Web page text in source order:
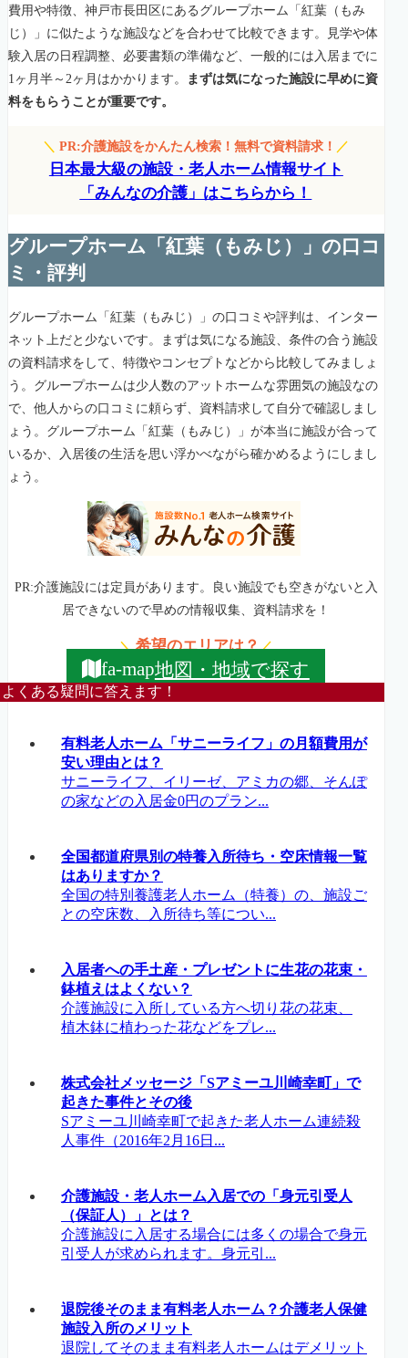
費用や特徴、神戸市長田区にあるグループホーム「紅葉（もみ
じ）」に似たような施設などを合わせて比較できます。見学や体
験入居の日程調整、必要書類の準備など、一般的には入居までに
1ヶ月半～2ヶ月はかかります。
まずは気になった施設に早めに資
料をもらうことが重要です。
＼PR:介護施設をかんたん検索！無料で資料請求！ ／
日本最大級の施設・老人ホーム情報サイト
「みんなの介護」はこちらから！
グループホーム「紅葉（もみじ）」の口コ
ミ・評判
グループホーム「紅葉（もみじ）」の口コミや評判は、インター
ネット上だと少ないです。まずは気になる施設、条件の合う施設
の資料請求をして、特徴やコンセプトなどから比較してみましょ
う。グループホームは少人数のアットホームな雰囲気の施設なの
で、他人からの口コミに頼らず、資料請求して自分で確認しまし
ょう。グループホーム「紅葉（もみじ）」が本当に施設が合って
いるか、入居後の生活を思い浮かべながら確かめるようにしまし
ょう。
PR:介護施設には定員があります。良い施設でも空きがないと入
居できないので早めの情報収集、資料請求を！
＼希望のエリアは？／
fa-map地図・地域で探す
よくある疑問に答えます！
有料老人ホーム「サニーライフ」の月額費用が
安い理由とは？
サニーライフ、イリーゼ、アミカの郷、そんぽ
の家などの入居金0円のプラン...
全国都道府県別の特養入所待ち・空床情報一覧
はありますか？
全国の特別養護老人ホーム（特養）の、施設ご
との空床数、入所待ち等につい...
入居者への手土産・プレゼントに生花の花束・
鉢植えはよくない？
介護施設に入所している方へ切り花の花束、
植木鉢に植わった花などをプレ...
株式会社メッセージ「Sアミーユ川崎幸町」で
起きた事件とその後
Sアミーユ川崎幸町で起きた老人ホーム連続殺
人事件（2016年2月16日...
介護施設・老人ホーム入居での「身元引受人
（保証人）」とは？
介護施設に入居する場合には多くの場合で身元
引受人が求められます。身元引...
退院後そのまま有料老人ホーム？介護老人保健
施設入所のメリット
退院してそのまま有料老人ホームはデメリット